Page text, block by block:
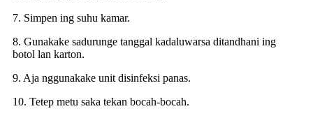
7. Simpen ing suhu kamar.
8. Gunakake sadurunge tanggal kadaluwarsa ditandhani ing
botol lan karton.
9. Aja nggunakake unit disinfeksi panas.
10. Tetep metu saka tekan bocah-bocah.